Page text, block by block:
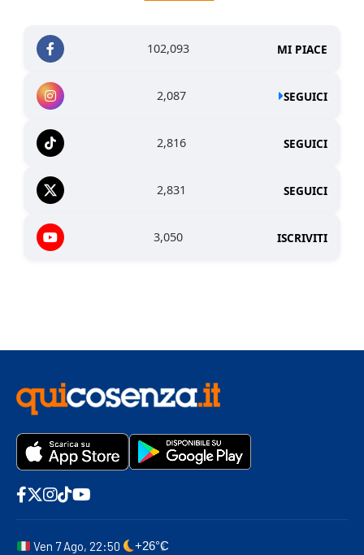
102,093 MI PIACE
2,087 SEGUICI
2,816 SEGUICI
2,831 SEGUICI
3,050 ISCRIVITI
Ven 7 Ago, 22:50 +26°C